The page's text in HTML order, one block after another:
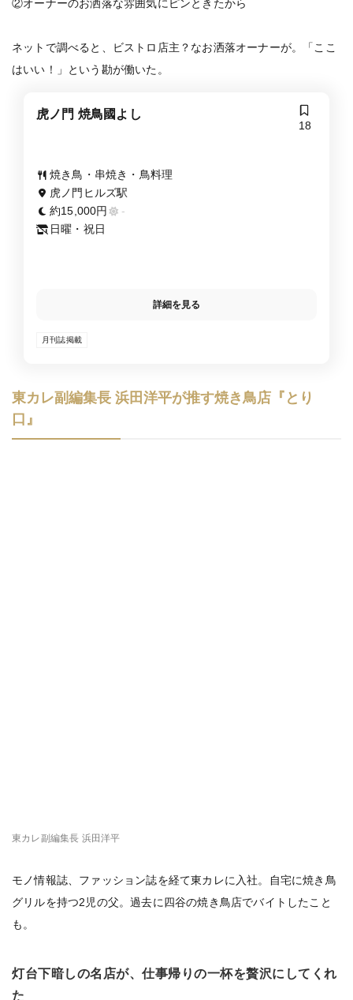
②オーナーのお洒落な雰囲気にピンときたから
ネットで調べると、ビストロ店主？なお洒落オーナーが。「ここ
はいい！」という勘が働いた。
虎ノ門 焼鳥國よし
18
焼き鳥・串焼き・鳥料理
虎ノ門ヒルズ駅
約15,000円
-
日曜・祝日
詳細を見る
月刊誌掲載
東カレ副編集長 浜田洋平が推す焼き鳥店『とり
口』
東カレ副編集長 浜田洋平
モノ情報誌、ファッション誌を経て東カレに入社。自宅に焼き鳥
グリルを持つ2児の父。過去に四谷の焼き鳥店でバイトしたこと
も。
灯台下暗しの名店が、仕事帰りの一杯を贅沢にしてくれ
た